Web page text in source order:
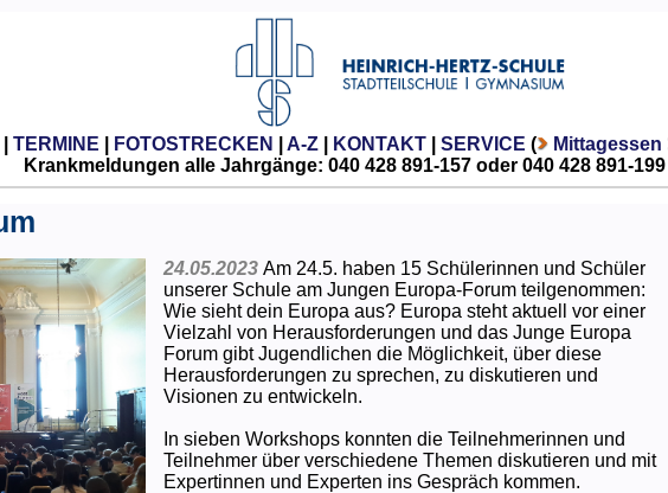
TERMINE FOTOSTRECKEN A-Z| KONTAKT| SERVICE ( Mittagessen
Krankmeldungen alle Jahrgänge: 040 428 891-157 oder 040 428 891-199
24.05.2023 Am 24.5. haben 15 Schülerinnen und Schüler
unserer Schule am Jungen Europa-Forum teilgenommen:
Wie sieht dein Europa aus? Europa steht aktuell vor einer
Vielzahl von Herausforderungen und das Junge Europa
Forum gibt Jugendlichen die Möglichkeit, über diese
Herausforderungen zu sprechen, zu diskutieren und
Visionen zu entwickeln.
In sieben Workshops konnten die Teilnehmerinnen und
Teilnehmer über verschiedene Themen diskutieren und mit
Expertinnen und Experten ins Gespräch kommen.